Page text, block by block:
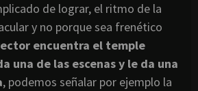
de lograr, el ritmo de la
y no porque sea frenético
encuentra el temple
una de las escenas y le da una
, podemos señalar por ejemplo la